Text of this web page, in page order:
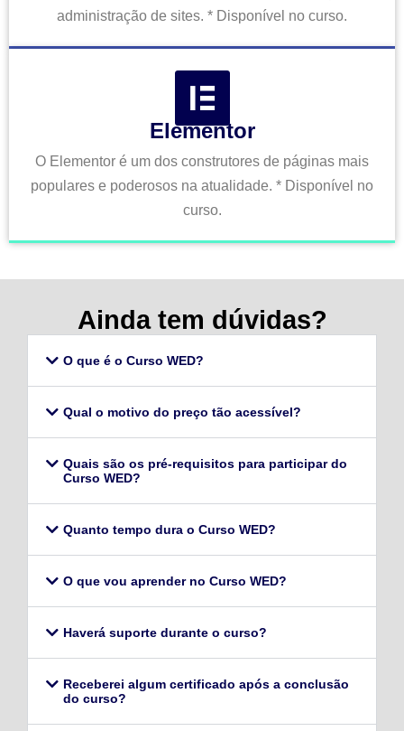
administração de sites. * Disponível no curso.
Elementor
O Elementor é um dos construtores de páginas mais
populares e poderosos na atualidade. * Disponível no
curso.
Ainda tem dúvidas?
O que é o Curso WED?
Qual o motivo do preço tão acessível?
Quais são os pré-requisitos para participar do
Curso WED?
Quanto tempo dura o Curso WED?
O que vou aprender no Curso WED?
Haverá suporte durante o curso?
Receberei algum certificado após a conclusão
do curso?